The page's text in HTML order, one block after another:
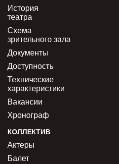
История
театра
Схема
зрительного зала
Документы
Доступность
Технические
характеристики
Вакансии
Хронограф
КОЛЛЕКТИВ
Актеры
Балет